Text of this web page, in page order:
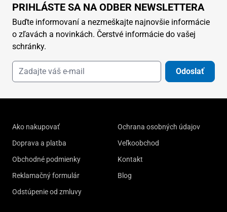
PRIHLÁSTE SA NA ODBER NEWSLETTERA
Buďte informovaní a nezmeškajte najnovšie informácie
o zľavách a novinkách. Čerstvé informácie do vašej
schránky.
Odoslať
Ako nakupovať
Doprava a platba
Obchodné podmienky
Reklamačný formulár
Odstúpenie od zmluvy
Ochrana osobných údajov
Veľkoobchod
Kontakt
Blog